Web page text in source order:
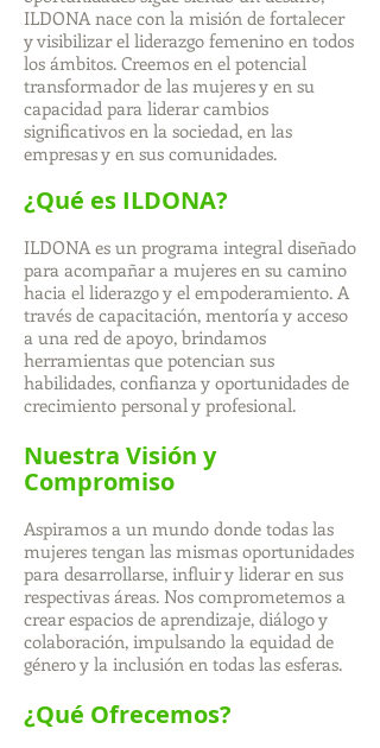
ILDONA nace con la misión de fortalecer
y visibilizar el liderazgo femenino en todos
los ámbitos. Creemos en el potencial
transformador de las mujeres y en su
capacidad para liderar cambios
significativos en la sociedad, en las
empresas y en sus comunidades.
¿Qué es ILDONA?
ILDONA es un programa integral diseñado
para acompañar a mujeres en su camino
hacia el liderazgo y el empoderamiento. A
través de capacitación, mentoría y acceso
a una red de apoyo, brindamos
herramientas que potencian sus
habilidades, confianza y oportunidades de
crecimiento personal y profesional.
Nuestra Visión y
Compromiso
Aspiramos a un mundo donde todas las
mujeres tengan las mismas oportunidades
para desarrollarse, influir y liderar en sus
respectivas áreas. Nos comprometemos a
crear espacios de aprendizaje, diálogo y
colaboración, impulsando la equidad de
género y la inclusión en todas las esferas.
¿Qué Ofrecemos?